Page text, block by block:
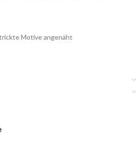
Motive angenäht